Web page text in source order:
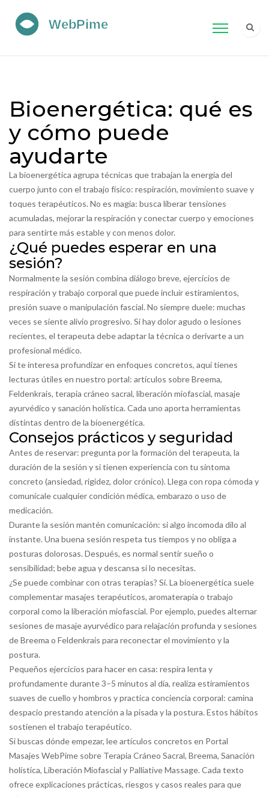
Bioenergética: qué es
y cómo puede
ayudarte
La bioenergética agrupa técnicas que trabajan la energía del
cuerpo junto con el trabajo físico: respiración, movimiento suave y
toques terapéuticos. No es magia: busca liberar tensiones
acumuladas, mejorar la respiración y conectar cuerpo y emociones
para sentirte más estable y con menos dolor.
¿Qué puedes esperar en una
sesión?
Normalmente la sesión combina diálogo breve, ejercicios de
respiración y trabajo corporal que puede incluir estiramientos,
presión suave o manipulación fascial. No siempre duele: muchas
veces se siente alivio progresivo. Si hay dolor agudo o lesiones
recientes, el terapeuta debe adaptar la técnica o derivarte a un
profesional médico.
Si te interesa profundizar en enfoques concretos, aquí tienes
lecturas útiles en nuestro portal: artículos sobre Breema,
Feldenkrais, terapia cráneo sacral, liberación miofascial, masaje
ayurvédico y sanación holística. Cada uno aporta herramientas
distintas dentro de la bioenergética.
Consejos prácticos y seguridad
Antes de reservar: pregunta por la formación del terapeuta, la
duración de la sesión y si tienen experiencia con tu síntoma
concreto (ansiedad, rigidez, dolor crónico). Llega con ropa cómoda y
comunícale cualquier condición médica, embarazo o uso de
medicación.
Durante la sesión mantén comunicación: si algo incomoda dilo al
instante. Una buena sesión respeta tus tiempos y no obliga a
posturas dolorosas. Después, es normal sentir sueño o
sensibilidad; bebe agua y descansa si lo necesitas.
¿Se puede combinar con otras terapias? Sí. La bioenergética suele
complementar masajes terapéuticos, aromaterapia o trabajo
corporal como la liberación miofascial. Por ejemplo, puedes alternar
sesiones de masaje ayurvédico para relajación profunda y sesiones
de Breema o Feldenkrais para reconectar el movimiento y la
postura.
Pequeños ejercicios para hacer en casa: respira lenta y
profundamente durante 3–5 minutos al día, realiza estiramientos
suaves de cuello y hombros y practica conciencia corporal: camina
despacio prestando atención a la pisada y la postura. Estos hábitos
sostienen el trabajo terapéutico.
Si buscas dónde empezar, lee artículos concretos en Portal
Masajes WebPime sobre Terapia Cráneo Sacral, Breema, Sanación
holística, Liberación Miofascial y Palliative Massage. Cada texto
ofrece explicaciones prácticas, riesgos y casos reales para que